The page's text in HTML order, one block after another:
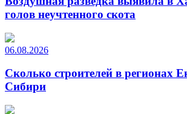
голов неучтенного скота
06.08.2026
Сколько строителей в регионах
Сибири